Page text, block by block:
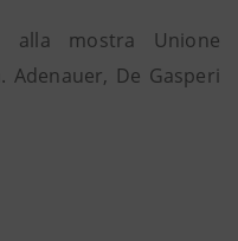
alla mostra Unione
Adenauer, De Gasperi